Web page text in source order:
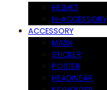
HELMET
H-ACCESSORY
ACCESSORY
MASK
STICKER
POSTER
HEADWEAR